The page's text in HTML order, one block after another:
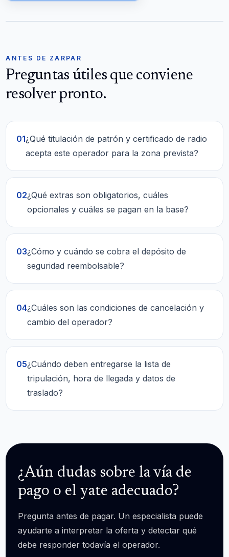
ANTES DE ZARPAR
Preguntas útiles que conviene
resolver pronto.
01¿Qué titulación de patrón y certificado de radio
acepta este operador para la zona prevista?
02¿Qué extras son obligatorios, cuáles
opcionales y cuáles se pagan en la base?
03¿Cómo y cuándo se cobra el depósito de
seguridad reembolsable?
04¿Cuáles son las condiciones de cancelación y
cambio del operador?
05¿Cuándo deben entregarse la lista de
tripulación, hora de llegada y datos de
traslado?
¿Aún dudas sobre la vía de
pago o el yate adecuado?
Pregunta antes de pagar. Un especialista puede
ayudarte a interpretar la oferta y detectar qué
debe responder todavía el operador.